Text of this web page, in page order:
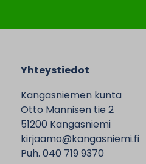
Yhteystiedot
Kangasniemen kunta
Otto Mannisen tie 2
51200 Kangasniemi
kirjaamo@kangasniemi.fi
Puh. 040 719 9370